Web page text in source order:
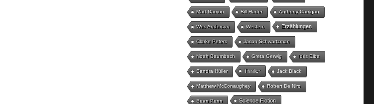
Matt Damon Bill Hader Anthony Carrigan
Wes Anderson Western Erzählungen
Clarke Peters Jason Schwartzman
Noah Baumbach Greta Gerwig Idris Elba
Sandra Hüller Thriller Jack Black
Matthew McConaughey Robert De Niro
Sean Penn Science Fiction